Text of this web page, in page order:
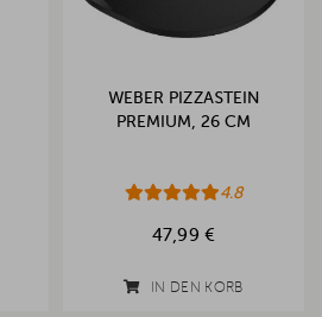
WEBER PIZZASTEIN
PREMIUM, 26 CM
4.8
47,99 €
IN DEN KORB